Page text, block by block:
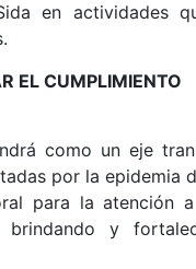
en actividades
EL CUMPLIMIENTO
como un eje
por la epidemia
para la atención
brindando y